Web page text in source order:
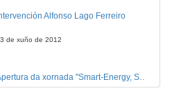
Alfonso Lago Ferreiro
de xuño de 2012
Apertura da xornada "Smart-Energy, Smart-City"